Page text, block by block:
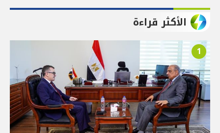
الأكثر قراءة
1